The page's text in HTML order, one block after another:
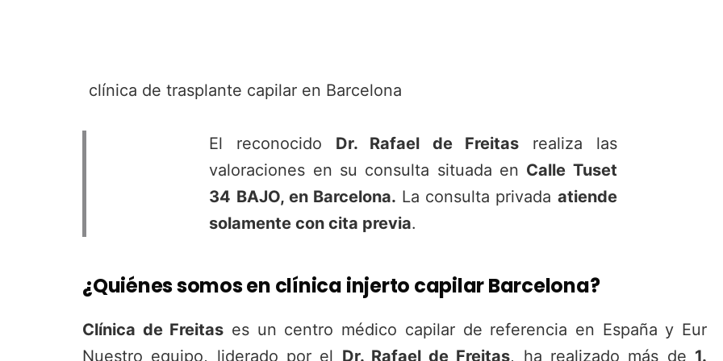
clínica de trasplante capilar en Barcelona
El reconocido Dr. Rafael de Freitas realiza las
valoraciones en su consulta situada en Calle Tuset
34 BAJO, en Barcelona. La consulta privada atiende
solamente con cita previa.
¿Quiénes somos en clínica injerto capilar Barcelona?
Clínica de Freitas es un centro médico capilar de referencia en España y
Nuestro equipo, liderado por el Dr. Rafael de Freitas, ha realizado más de